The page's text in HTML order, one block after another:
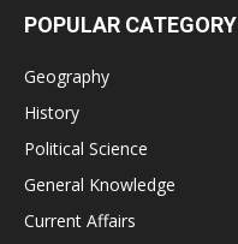
POPULAR CATEGORY
Geography
History
Political Science
General Knowledge
Current Affairs